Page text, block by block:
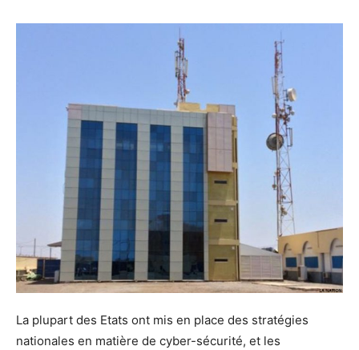
La plupart des Etats ont mis en place des stratégies
nationales en matière de cyber-sécurité, et les